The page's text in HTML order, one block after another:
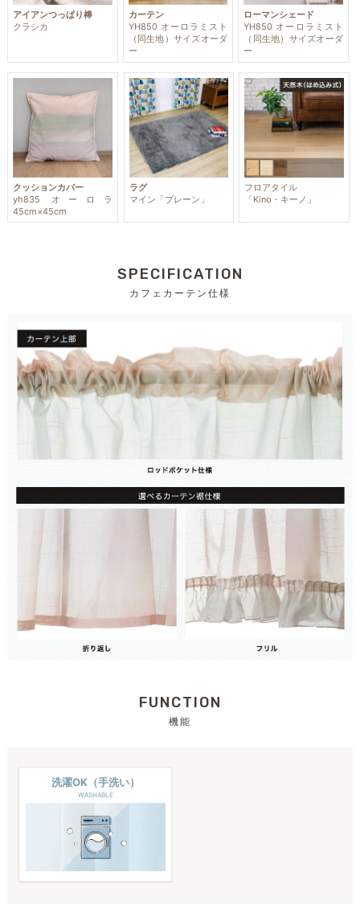
アイアンつっぱり棒
クラシカ
カーテン
YH850 オーロラミスト
（同生地）サイズオーダ
ー
ローマンシェード
YH850 オーロラミスト
（同生地）サイズオーダ
ー
クッションカバー
yh835 オーロラ
45cm×45cm
ラグ
マイン「プレーン」
フロアタイル
「Kino・キーノ」
SPECIFICATION
カフェカーテン仕様
FUNCTION
機能
洗濯OK（手洗い）
WASHABLE